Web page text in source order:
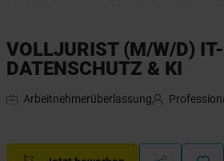
VOLLJURIST (M/W/D)
DATENSCHUTZ & KI
Arbeitnehmerüberlassung